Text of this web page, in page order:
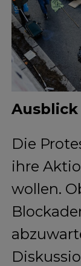
Ausblick
Die
ihre
wollen.